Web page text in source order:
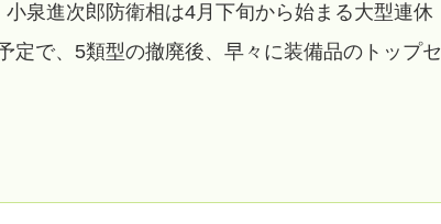
泉進次郎防衛相は4月下旬から始まる大型連休
定で、5類型の撤廃後、早々に装備品のトップセ